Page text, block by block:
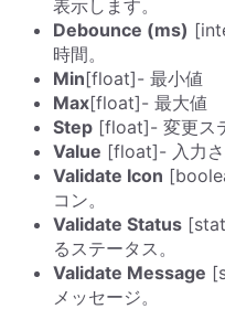
表示します。
Debounce (ms)
時間。
Min[float]- 最小値
Max[float]- 最大値
Step [float]- 変更ス
Value [float]- 入力さ
Validate Icon
コン。
Validate Status
るステータス。
Validate Message
メッセージ。